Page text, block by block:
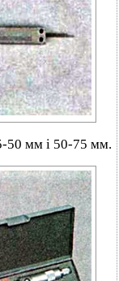
50 мм і 50-75 мм.